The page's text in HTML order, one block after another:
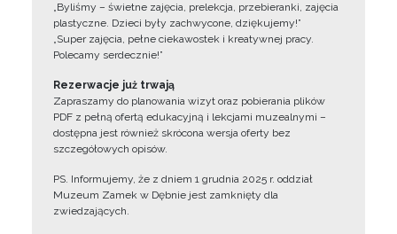
„Byliśmy – świetne zajęcia, prelekcja, przebieranki, zajęcia
plastyczne. Dzieci były zachwycone, dziękujemy!”
„Super zajęcia, pełne ciekawostek i kreatywnej pracy.
Polecamy serdecznie!”
Rezerwacje już trwają
Zapraszamy do planowania wizyt oraz pobierania plików
PDF z pełną ofertą edukacyjną i lekcjami muzealnymi –
dostępna jest również skrócona wersja oferty bez
szczegółowych opisów.
PS. Informujemy, że z dniem 1 grudnia 2025 r. oddział
Muzeum Zamek w Dębnie jest zamknięty dla
zwiedzających.